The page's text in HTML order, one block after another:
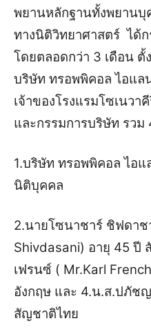
พยานหลักฐานทั้งพยาน
ทางนิติวิทยาศาสตร์ ได้ก
โดยตลอดกว่า 3 เดือน ตั้
บริษัท ทรอพพิคอล ไอแล
เจ้าของโรงแรมโซเนวา
และกรรมการบริษัท รวม
1.บริษัท ทรอพพิคอล ไอ
นิติบุคคล
2.นายโซนาชาร์ ชิฟดาช
Shivdasani) อายุ 45 ปี
เฟรนซ์ ( Mr.Karl
อังกฤษ และ 4.น.ส.ปภัช
สัญชาติไทย